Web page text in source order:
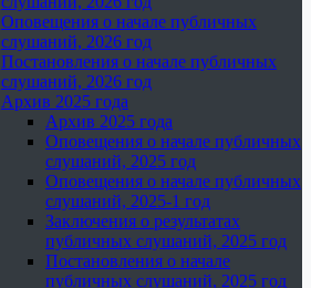
Оповещения о начале публичных
слушаний, 2026 год
Постановления о начале публичных
слушаний, 2026 год
Архив 2025 года
Архив 2025 года
Оповещения о начале публичных
слушаний, 2025 год
Оповещения о начале публичных
слушаний, 2025-1 год
Заключения о результатах
публичных слушаний, 2025 год
Постановления о начале
публичных слушаний, 2025 год